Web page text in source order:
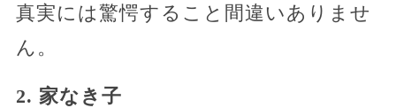
真実には驚愕すること間違いありませ
ん。
2. 家なき子